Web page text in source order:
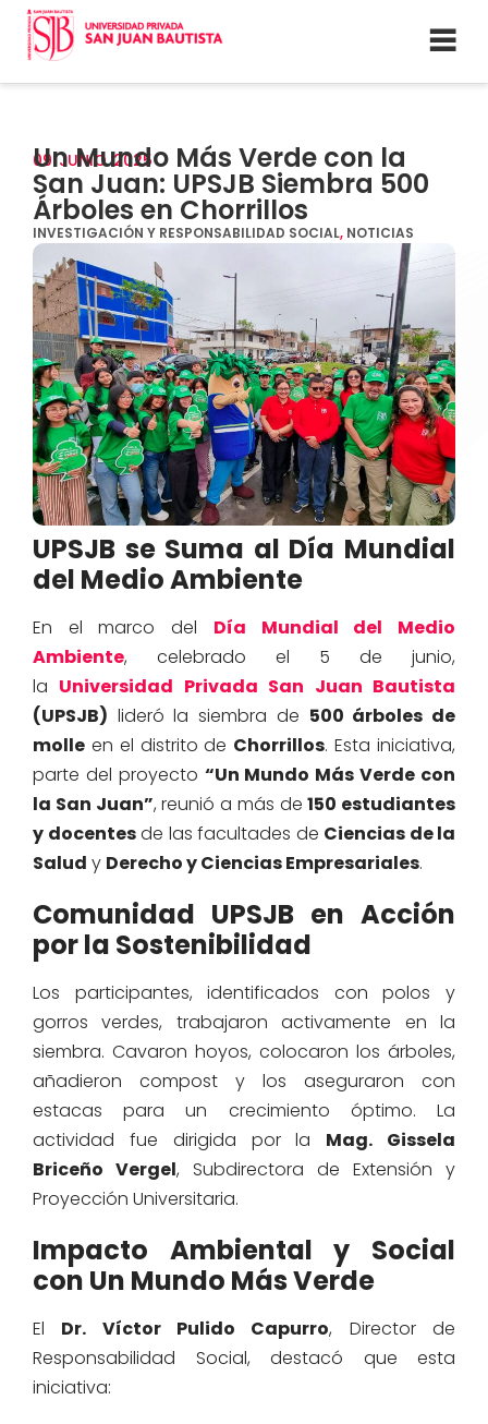
09 JUNIO 2025
Un Mundo Más Verde con la
San Juan: UPSJB Siembra 500
Árboles en Chorrillos
INVESTIGACIÓN Y RESPONSABILIDAD SOCIAL, NOTICIAS
UPSJB se Suma al Día Mundial
del Medio Ambiente
En el marco del Día Mundial del Medio
Ambiente, celebrado el 5 de junio,
la Universidad Privada San Juan Bautista
(UPSJB) lideró la siembra de 500 árboles de
molle en el distrito de Chorrillos. Esta iniciativa,
parte del proyecto “Un Mundo Más Verde con
la San Juan”, reunió a más de150 estudiantes
y docentesde las facultades de Ciencias de la
Salud y Derecho y Ciencias Empresariales.
Comunidad UPSJB en Acción
por la Sostenibilidad
Los participantes, identificados con polos y
gorros verdes, trabajaron activamente en la
siembra. Cavaron hoyos, colocaron los árboles,
añadieron compost y los aseguraron con
estacas para un crecimiento óptimo. La
actividad fue dirigida por la Mag. Gissela
Briceño Vergel, Subdirectora de Extensión y
Proyección Universitaria.
Impacto Ambiental y Social
con Un Mundo Más Verde
El Dr. Víctor Pulido Capurro, Director de
Responsabilidad Social, destacó que esta
iniciativa: